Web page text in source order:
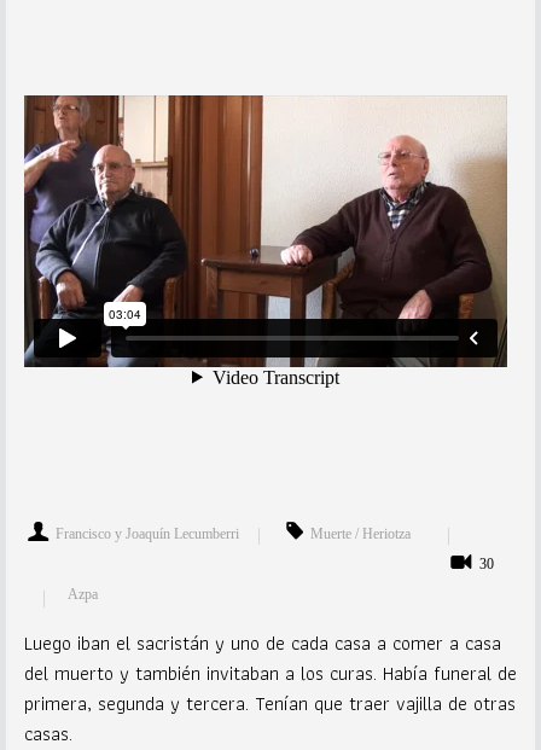
Francisco y Joaquín Lecumberri
Muerte / Heriotza
30
Azpa
Luego iban el sacristán y uno de cada casa a comer a casa
del muerto y también invitaban a los curas. Había funeral de
primera, segunda y tercera. Tenían que traer vajilla de otras
casas.